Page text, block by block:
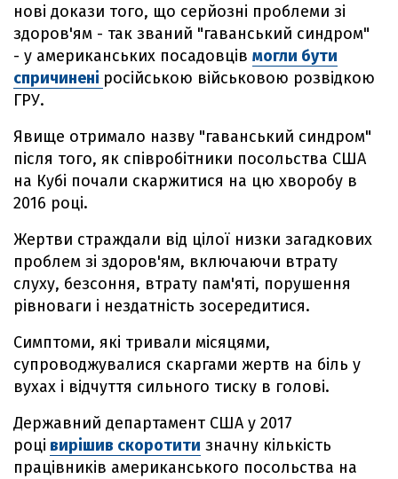
нові докази того, що серйозні проблеми зі
здоров'ям - так званий "гаванський синдром"
- у американських посадовців могли бути
спричинені російською військовою розвідкою
ГРУ.
Явище отримало назву "гаванський синдром"
після того, як співробітники посольства США
на Кубі почали скаржитися на цю хворобу в
2016 році.
Жертви страждали від цілої низки загадкових
проблем зі здоров'ям, включаючи втрату
слуху, безсоння, втрату пам'яті, порушення
рівноваги і нездатність зосередитися.
Симптоми, які тривали місяцями,
супроводжувалися скаргами жертв на біль у
вухах і відчуття сильного тиску в голові.
Державний департамент США у 2017
році вирішив скоротити значну кількість
працівників американського посольства на